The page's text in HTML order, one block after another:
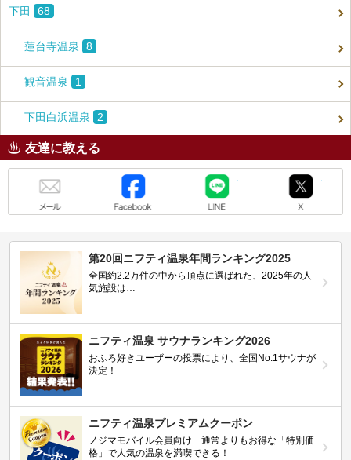
下田 68
蓮台寺温泉 8
観音温泉 1
下田白浜温泉 2
友達に教える
第20回ニフティ温泉年間ランキング2025
全国約2.2万件の中から頂点に選ばれた、2025年の人
気施設は…
ニフティ温泉 サウナランキング2026
おふろ好きユーザーの投票により、全国No.1サウナが
決定！
ニフティ温泉プレミアムクーポン
ノジマモバイル会員向け 通常よりもお得な「特別価
格」で人気の温泉を満喫できる！